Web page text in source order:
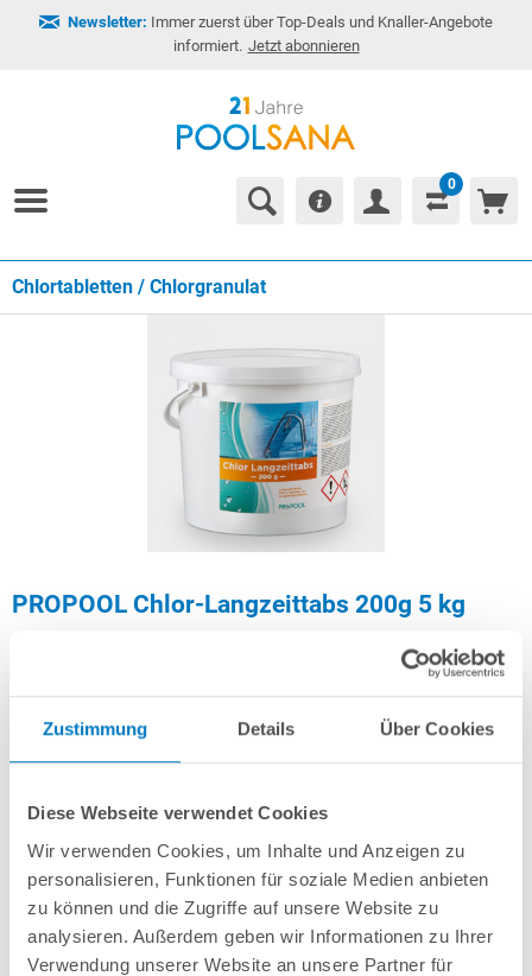
Zustimmung Details Über Cookies
Diese Webseite verwendet Cookies
Wir verwenden Cookies, um Inhalte und Anzeigen zu
personalisieren, Funktionen für soziale Medien anbieten
zu können und die Zugriffe auf unsere Website zu
analysieren. Außerdem geben wir Informationen zu Ihrer
Verwendung unserer Website an unsere Partner für
Newsletter: Immer zuerst über Top-Deals und Knaller-Angebote
informiert. Jetzt abonnieren
0
Chlortabletten / Chlorgranulat
PROPOOL Chlor-Langzeittabs 200g 5 kg
38,99 € *
(-44,29% vom UVP)
inkl. gesetzlicher MwSt.zzgl. Versandkosten; ab 99,- frachtfrei
Lieferung in ca. 1-3 Arbeitstagen
Langsamlösliche 200 g Tabletten zur Langzeitdesinfektion (organisches